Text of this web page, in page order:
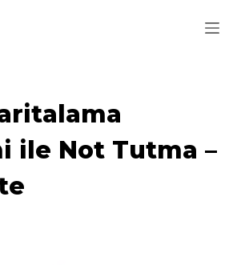
ile Not Tutma –